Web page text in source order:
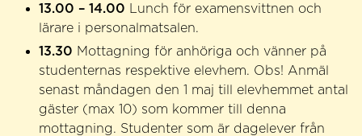
13.00 – 14.00 Lunch för examensvittnen och
lärare i personalmatsalen.
13.30 Mottagning för anhöriga och vänner på
studenternas respektive elevhem. Obs! Anmäl
senast måndagen den 1 maj till elevhemmet antal
gäster (max 10) som kommer till denna
mottagning. Studenter som är dagelever från